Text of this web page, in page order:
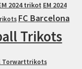
2024 trikot EM 2024
FC Barcelona
Trikots
Torwarttrikots